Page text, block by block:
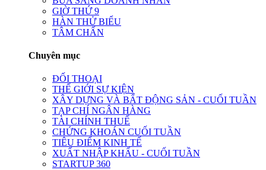
GIỜ THỨ 9
HÀN THỬ BIỂU
TÂM CHẤN
Chuyên mục
ĐỐI THOẠI
THẾ GIỚI SỰ KIỆN
XÂY DỰNG VÀ BẤT ĐỘNG SẢN - CUỐI TUẦN
TẠP CHÍ NGÂN HÀNG
TÀI CHÍNH THUẾ
CHỨNG KHOÁN CUỐI TUẦN
TIÊU ĐIỂM KINH TẾ
XUẤT NHẬP KHẨU - CUỐI TUẦN
STARTUP 360